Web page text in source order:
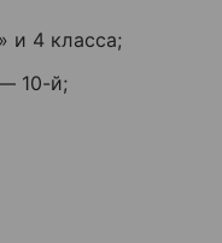
и 4 класса;
10-й;